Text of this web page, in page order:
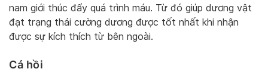
nam giới thúc đẩy quá trình máu. Từ đó giúp dương vật
đạt trạng thái cường dương được tốt nhất khi nhận
được sự kích thích từ bên ngoài.
Cá hồi